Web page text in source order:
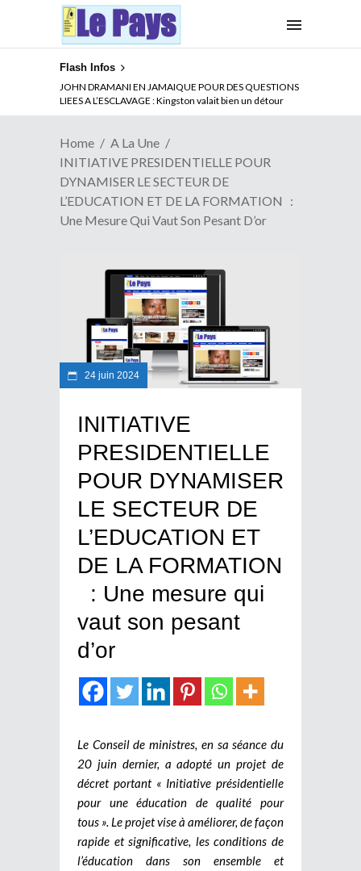
Flash Infos
JOHN DRAMANI EN JAMAIQUE POUR DES QUESTIONS
LIEES A L’ESCLAVAGE : Kingston valait bien un détour
ABSENCE PROLONGEE DE PAUL BIYA DU CAMEROUN :
Qui pilote le Cameroun ?
Home
A La Une
INITIATIVE PRESIDENTIELLE POUR
DYNAMISER LE SECTEUR DE
L’EDUCATION ET DE LA FORMATION :
Une Mesure Qui Vaut Son Pesant D’or
24 juin 2024
INITIATIVE
PRESIDENTIELLE
POUR DYNAMISER
LE SECTEUR DE
L’EDUCATION ET
DE LA FORMATION
: Une mesure qui
vaut son pesant
d’or
Le Conseil de ministres, en sa séance du
20 juin dernier, a adopté un projet de
décret portant « Initiative présidentielle
pour une éducation de qualité pour
tous ». Le projet vise à améliorer, de façon
rapide et significative, les conditions de
l’éducation dans son ensemble et